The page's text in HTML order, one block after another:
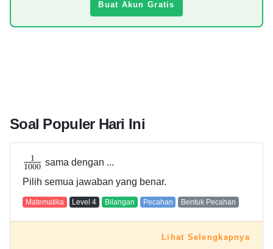
Buat Akun Gratis
Soal Populer Hari Ini
1000
1
sama dengan ...
Pilih semua jawaban yang benar.
Matematika Level 4 Bilangan Pecahan Bentuk Pecahan
Lihat Selengkapnya